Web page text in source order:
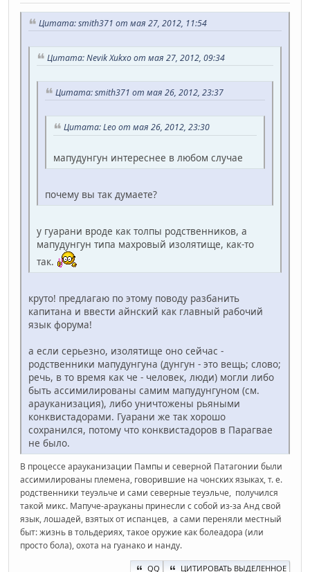
Цитата: smith371 от мая 27, 2012, 11:54
Цитата: Nevik Xukxo от мая 27, 2012, 09:34
Цитата: smith371 от мая 26, 2012, 23:37
Цитата: Leo от мая 26, 2012, 23:30
мапудунгун интереснее в любом случае
почему вы так думаете?
у гуарани вроде как толпы родственников, а
мапудунгун типа махровый изолятище, как-то
так.
круто! предлагаю по этому поводу разбанить
капитана и ввести айнский как главный рабочий
язык форума!
а если серьезно, изолятище оно сейчас -
родственники мапудунгуна (дунгун - это вещь; слово;
речь, в то время как че - человек, люди) могли либо
быть ассимилированы самим мапудунгуном (см.
арауканизация), либо уничтожены рьяными
конквистадорами. Гуарани же так хорошо
сохранился, потому что конквистадоров в Парагвае
не было.
В процессе арауканизации Пампы и северной Патагонии были
ассимилированы племена, говорившие на чонских языках, т. е.
родственники теуэльче и сами северные теуэльче, получился
такой микс. Мапуче-арауканы принесли с собой из-за Анд свой
язык, лошадей, взятых от испанцев, а сами переняли местный
быт: жизнь в тольдериях, такое оружие как болеадора (или
просто бола), охота на гуанако и нанду.
QQ ЦИТИРОВАТЬ ВЫДЕЛЕННОЕ